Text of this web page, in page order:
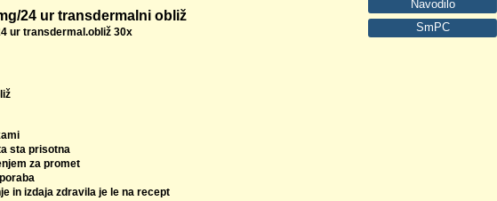
24 ur transdermalni obliž
ur transdermal.obliž 30x
sta prisotna
za promet
in izdaja zdravila je le na recept